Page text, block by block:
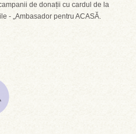
de donații cu cardul de la
- „Ambasador pentru ACASĂ.